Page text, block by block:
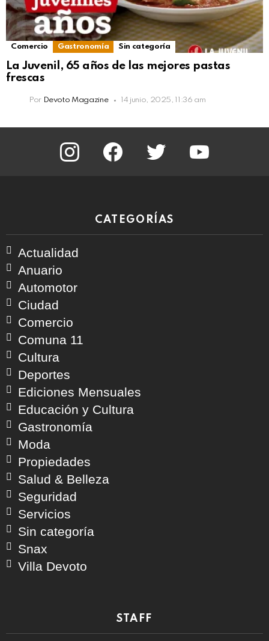
Comercio Gastronomía Sin categoría
La Juvenil, 65 años de las mejores pastas
frescas
Por Devoto Magazine 14 junio, 2025, 11:36 am
instagram facebook twitter
CATEGORÍAS
Actualidad
Anuario
Automotor
Ciudad
Comercio
Comuna 11
Cultura
Deportes
Ediciones Mensuales
Educación y Cultura
Gastronomía
Moda
Propiedades
Salud & Belleza
Seguridad
Servicios
Sin categoría
Snax
Villa Devoto
STAFF